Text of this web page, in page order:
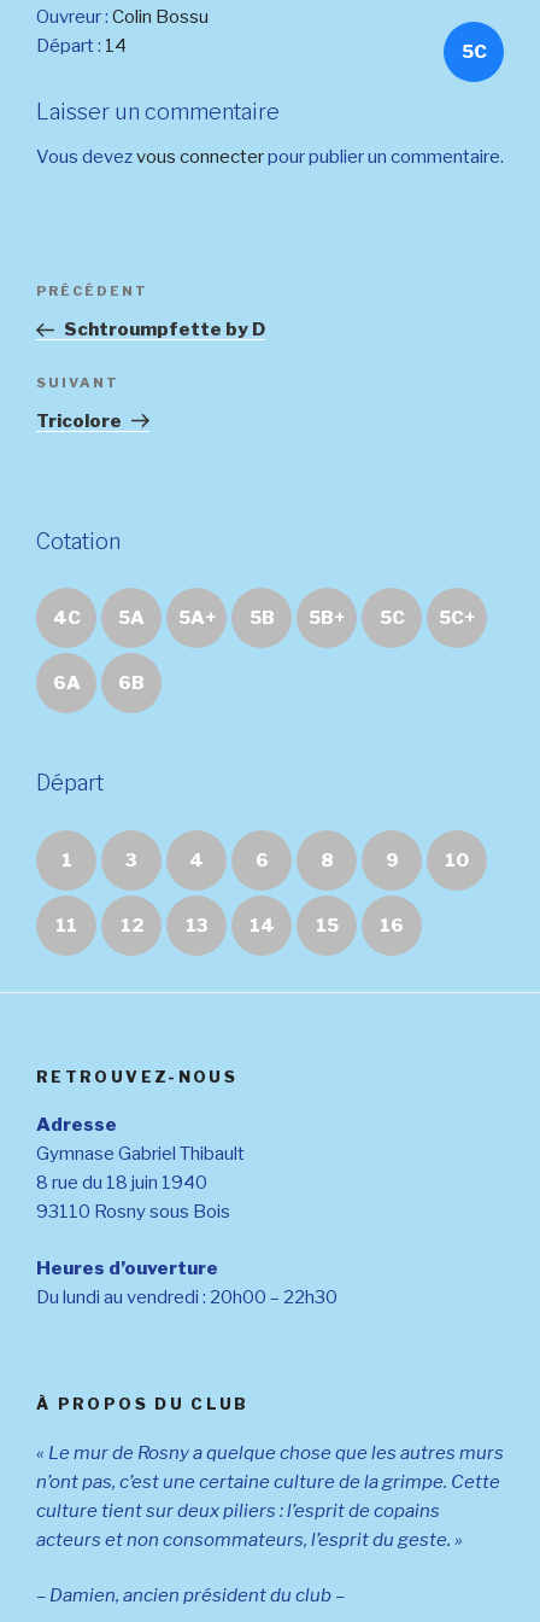
5C
Ouvreur : Colin Bossu
Départ : 14
Laisser un commentaire
Vous devezvous connecterpour publier un commentaire.
Navigation
l’article
Article
précédent
PRÉCÉDENT
Schtroumpfette by D
Article
suivant
SUIVANT
Tricolore
Cotation
4C 5A 5A+ 5B 5B+ 5C 5C+
6A 6B
Départ
1 3 4 6 8 9 10
11 12 13 14 15 16
RETROUVEZ-NOUS
Adresse
Gymnase Gabriel Thibault
8 rue du 18 juin 1940
93110 Rosny sous Bois
Heures d’ouverture
Du lundi au vendredi : 20h00 – 22h30
À PROPOS DU CLUB
« Le mur de Rosny a quelque chose que les autres murs
n’ont pas, c’est une certaine culture de la grimpe. Cette
culture tient sur deux piliers : l’esprit de copains
acteurs et non consommateurs, l’esprit du geste. »
– Damien, ancien président du club –